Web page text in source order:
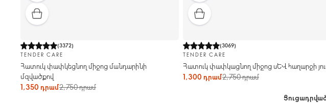
(3372)
TENDER CARE
Հատուկ փափկեցնող միջոց մանդարինի
մզվածքով
1,350 դրամ2,750 դրամ
(3069)
TENDER CARE
Հատուկ փափկացնող միջոց սև հաղարջի
1,300 դրամ2,750 դրամ